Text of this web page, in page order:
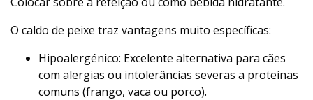
O caldo de peixe traz vantagens muito específicas:
Hipoalergénico: Excelente alternativa para cães
com alergias ou intolerâncias severas a proteínas
comuns (frango, vaca ou porco).